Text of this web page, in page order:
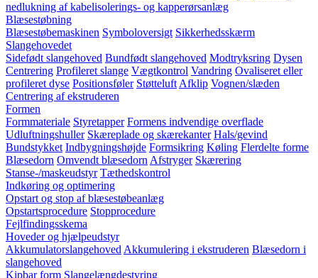
nedlukning af kabelisolerings- og kapperørsanlæg
Blæsestøbning
Blæsestøbemaskinen Symboloversigt Sikkerhedsskærm
Slangehovedet
Sidefødt slangehoved Bundfødt slangehoved Modtryksring Dysen
Centrering Profileret slange Vægtkontrol Vandring Ovaliseret eller
profileret dyse Positionsføler Støtteluft Afklip Vognen/slæden
Centrering af ekstruderen
Formen
Formmateriale Styretapper Formens indvendige overflade
Udluftningshuller Skæreplade og skærekanter Hals/gevind
Bundstykket Indbygningshøjde Formsikring Køling Flerdelte forme
Blæsedorn Omvendt blæsedorn Afstryger Skærering
Stanse-/maskeudstyr Tæthedskontrol
Indkøring og optimering
Opstart og stop af blæsestøbeanlæg
Opstartsprocedure Stopprocedure
Fejlfindingsskema
Hoveder og hjælpeudstyr
Akkumulatorslangehoved Akkumulering i ekstruderen Blæsedorn i
slangehoved
Kipbar form Slangelængdestyring